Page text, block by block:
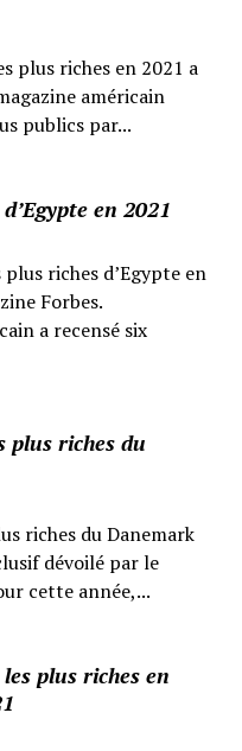
plus riches en 2021 a
américain
publics par...
en 2021
riches d’Egypte en
Forbes.
a recensé six
plus riches du
riches du Danemark
dévoilé par le
cette année,...
plus riches en